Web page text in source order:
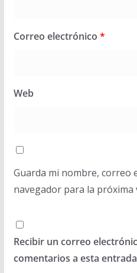
Correo electrónico *
Web
Guarda mi nombre, correo
navegador para la próxima
Recibir un correo
comentarios a esta